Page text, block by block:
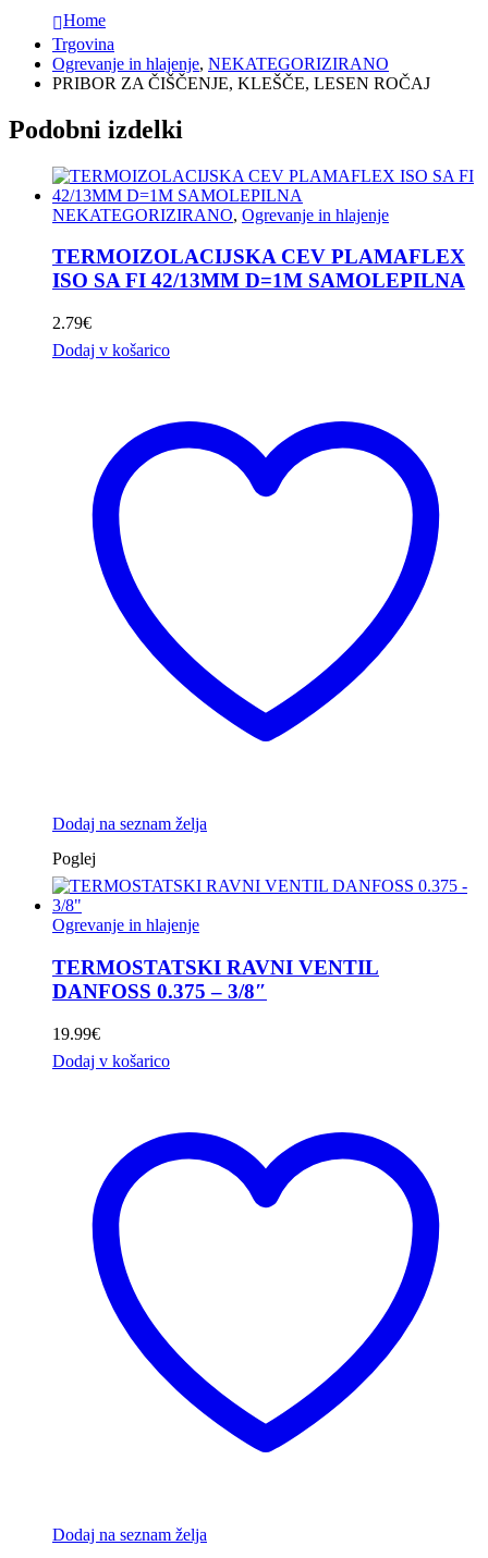
Home
Trgovina
Ogrevanje in hlajenje, NEKATEGORIZIRANO
PRIBOR ZA ČIŠČENJE, KLEŠČE, LESEN ROČAJ
Podobni izdelki
NEKATEGORIZIRANO, Ogrevanje in hlajenje
TERMOIZOLACIJSKA CEV PLAMAFLEX
ISO SA FI 42/13MM D=1M SAMOLEPILNA
2.79€
Dodaj v košarico
Dodaj na seznam želja
Poglej
Ogrevanje in hlajenje
TERMOSTATSKI RAVNI VENTIL
DANFOSS 0.375 – 3/8″
19.99€
Dodaj v košarico
Dodaj na seznam želja